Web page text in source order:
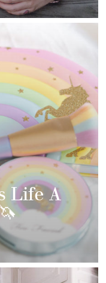
Life A